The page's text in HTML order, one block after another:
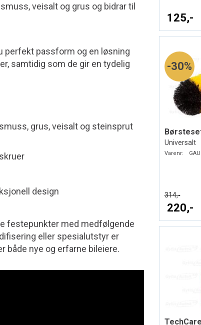
veisalt og grus og bidrar til
perfekt passform og en løsning
samtidig som de gir en tydelig
grus, veisalt og steinsprut
design
festepunkter med medfølgende
eller spesialutstyr er
både nye og erfarne bileiere.
125,-
30%
Universalt
Varenr:
314,-
220,-